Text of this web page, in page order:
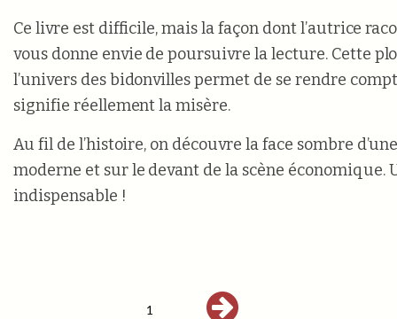
Ce livre est difficile, mais la façon dont l’autrice
vous donne envie de poursuivre la lecture. Cette
l’univers des bidonvilles permet de se rendre
signifie réellement la misère.
Au fil de l’histoire, on découvre la face sombre
moderne et sur le devant de la scène économique.
indispensable !
1